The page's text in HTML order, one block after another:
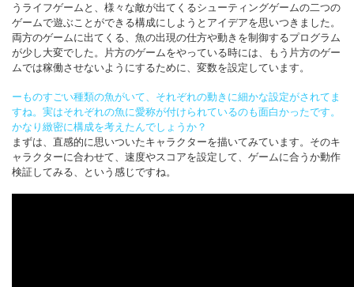
うライフゲームと、様々な敵が出てくるシューティングゲームの二つの
ゲームで遊ぶことができる構成にしようとアイデアを思いつきました。
両方のゲームに出てくる、魚の出現の仕方や動きを制御するプログラム
が少し大変でした。片方のゲームをやっている時には、もう片方のゲー
ムでは稼働させないようにするために、変数を設定しています。
ーものすごい種類の魚がいて、それぞれの動きに細かな設定がされてま
すね。実はそれぞれの魚に愛称が付けられているのも面白かったです。
かなり緻密に構成を考えたんでしょうか？
まずは、直感的に思いついたキャラクターを描いてみています。そのキ
ャラクターに合わせて、速度やスコアを設定して、ゲームに合うか動作
検証してみる、という感じですね。